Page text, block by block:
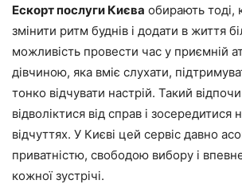
Ескорт послуги Києва обирають тоді,
змінити ритм буднів і додати в життя
можливість провести час у приємній
дівчиною, яка вміє слухати,
тонко відчувати настрій. Такий
відволіктися від справ і зосередитися
відчуттях. У Києві цей сервіс давно
приватністю, свободою вибору і
кожної зустрічі.